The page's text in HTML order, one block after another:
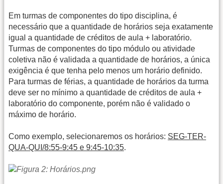
Em turmas de componentes do tipo disciplina, é
necessário que a quantidade de horários seja exatamente
igual a quantidade de créditos de aula + laboratório.
Turmas de componentes do tipo módulo ou atividade
coletiva não é validada a quantidade de horários, a única
exigência é que tenha pelo menos um horário definido.
Para turmas de férias, a quantidade de horários da turma
deve ser no mínimo a quantidade de créditos de aula +
laboratório do componente, porém não é validado o
máximo de horário.
Como exemplo, selecionaremos os horários: SEG-TER-
QUA-QUI/8:55-9:45 e 9:45-10:35.